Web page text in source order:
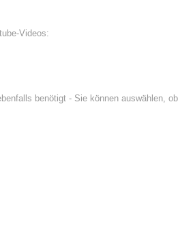
Videos:
benötigt - Sie können auswählen, ob